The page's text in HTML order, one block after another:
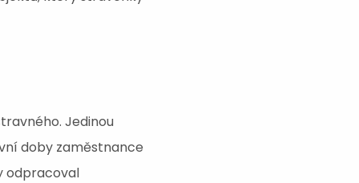
Jedinou
doby zaměstnance
odpracoval